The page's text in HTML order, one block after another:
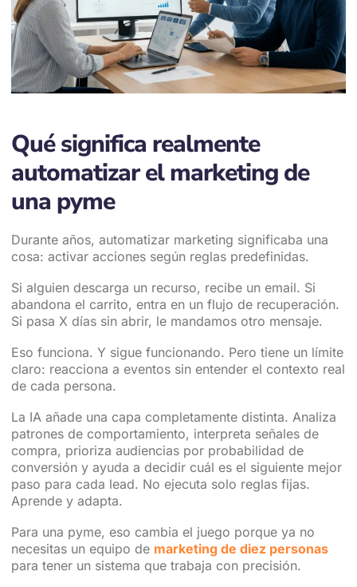
Qué significa realmente
automatizar el marketing de
una pyme
Durante años, automatizar marketing significaba una
cosa: activar acciones según reglas predefinidas.
Si alguien descarga un recurso, recibe un email. Si
abandona el carrito, entra en un flujo de recuperación.
Si pasa X días sin abrir, le mandamos otro mensaje.
Eso funciona. Y sigue funcionando. Pero tiene un límite
claro: reacciona a eventos sin entender el contexto real
de cada persona.
La IA añade una capa completamente distinta. Analiza
patrones de comportamiento, interpreta señales de
compra, prioriza audiencias por probabilidad de
conversión y ayuda a decidir cuál es el siguiente mejor
paso para cada lead. No ejecuta solo reglas fijas.
Aprende y adapta.
Para una pyme, eso cambia el juego porque ya no
necesitas un equipo de marketing de diez personas
para tener un sistema que trabaja con precisión.